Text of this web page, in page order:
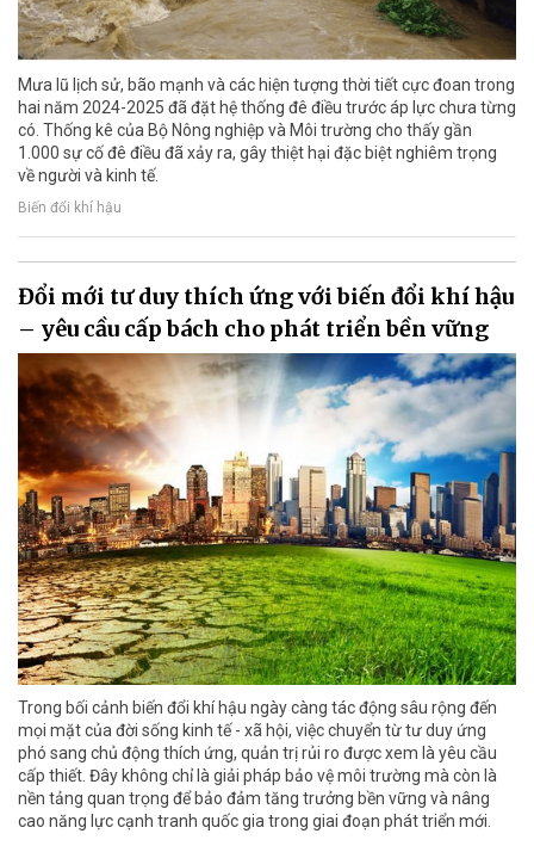
Mưa lũ lịch sử, bão mạnh và các hiện tượng thời tiết cực đoan trong
hai năm 2024-2025 đã đặt hệ thống đê điều trước áp lực chưa từng
có. Thống kê của Bộ Nông nghiệp và Môi trường cho thấy gần
1.000 sự cố đê điều đã xảy ra, gây thiệt hại đặc biệt nghiêm trọng
về người và kinh tế.
Biến đổi khí hậu
Đổi mới tư duy thích ứng với biến đổi khí hậu
– yêu cầu cấp bách cho phát triển bền vững
Trong bối cảnh biến đổi khí hậu ngày càng tác động sâu rộng đến
mọi mặt của đời sống kinh tế - xã hội, việc chuyển từ tư duy ứng
phó sang chủ động thích ứng, quản trị rủi ro được xem là yêu cầu
cấp thiết. Đây không chỉ là giải pháp bảo vệ môi trường mà còn là
nền tảng quan trọng để bảo đảm tăng trưởng bền vững và nâng
cao năng lực cạnh tranh quốc gia trong giai đoạn phát triển mới.